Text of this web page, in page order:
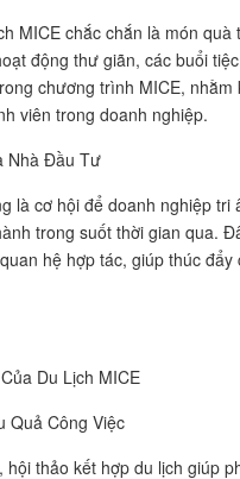
MICE chắc chắn là món
động thư giãn, các buổi
chương trình MICE,
viên trong doanh nghiệp.
Nhà Đầu Tư
là cơ hội để doanh nghiệp
trong suốt thời gian qua.
hệ hợp tác, giúp thúc
Du Lịch MICE
Quả Công Việc
hội thảo kết hợp du lịch giúp